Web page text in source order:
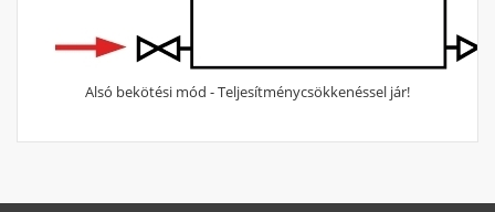
Alsó bekötési mód -Teljesítménycsökkenéssel jár!